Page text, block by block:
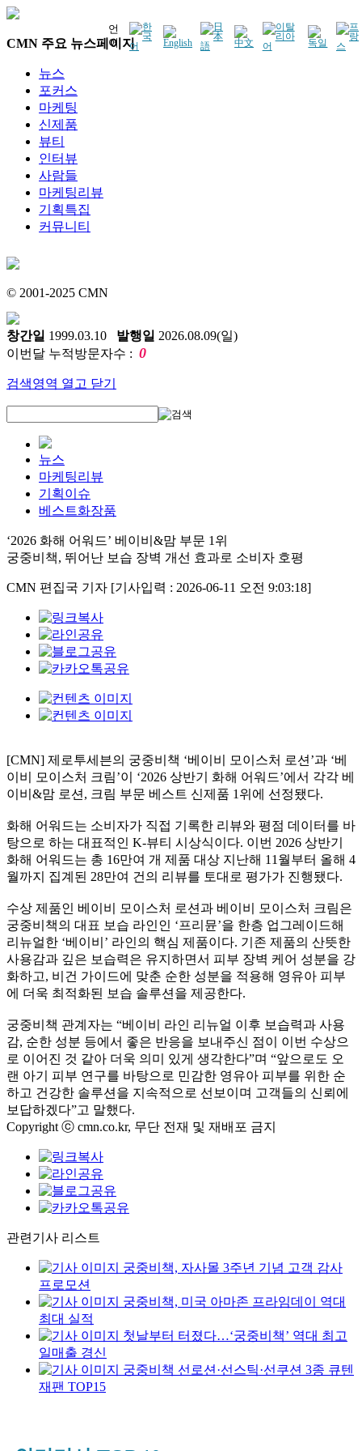
언
어
CMN 주요 뉴스페이지
뉴스
포커스
마케팅
신제품
뷰티
인터뷰
사람들
마케팅리뷰
기획특집
커뮤니티
© 2001-2025 CMN
창간일 1999.03.10 발행일 2026.08.09(일)
이번달 누적방문자수 : 0
검색영역 열고 닫기
뉴스
마케팅리뷰
기획이슈
베스트화장품
‘2026 화해 어워드’ 베이비&맘 부문 1위
궁중비책, 뛰어난 보습 장벽 개선 효과로 소비자 호평
CMN 편집국 기자 [기사입력 : 2026-06-11 오전 9:03:18]
[CMN] 제로투세븐의 궁중비책 ‘베이비 모이스처 로션’과 ‘베
이비 모이스처 크림’이 ‘2026 상반기 화해 어워드’에서 각각 베
이비&맘 로션, 크림 부문 베스트 신제품 1위에 선정됐다.
화해 어워드는 소비자가 직접 기록한 리뷰와 평점 데이터를 바
탕으로 하는 대표적인 K-뷰티 시상식이다. 이번 2026 상반기
화해 어워드는 총 16만여 개 제품 대상 지난해 11월부터 올해 4
월까지 집계된 28만여 건의 리뷰를 토대로 평가가 진행됐다.
수상 제품인 베이비 모이스처 로션과 베이비 모이스처 크림은
궁중비책의 대표 보습 라인인 ‘프리뮨’을 한층 업그레이드해
리뉴얼한 ‘베이비’ 라인의 핵심 제품이다. 기존 제품의 산뜻한
사용감과 깊은 보습력은 유지하면서 피부 장벽 케어 성분을 강
화하고, 비건 가이드에 맞춘 순한 성분을 적용해 영유아 피부
에 더욱 최적화된 보습 솔루션을 제공한다.
궁중비책 관계자는 “베이비 라인 리뉴얼 이후 보습력과 사용
감, 순한 성분 등에서 좋은 반응을 보내주신 점이 이번 수상으
로 이어진 것 같아 더욱 의미 있게 생각한다”며 “앞으로도 오
랜 아기 피부 연구를 바탕으로 민감한 영유아 피부를 위한 순
하고 건강한 솔루션을 지속적으로 선보이며 고객들의 신뢰에
보답하겠다”고 말했다.
Copyright ⓒ cmn.co.kr, 무단 전재 및 재배포 금지
관련기사 리스트
궁중비책, 자사몰 3주년 기념 고객 감사
프로모션
궁중비책, 미국 아마존 프라임데이 역대
최대 실적
첫날부터 터졌다…‘궁중비책’ 역대 최고
일매출 경신
궁중비책 선로션·선스틱·선쿠션 3종 큐텐
재팬 TOP15